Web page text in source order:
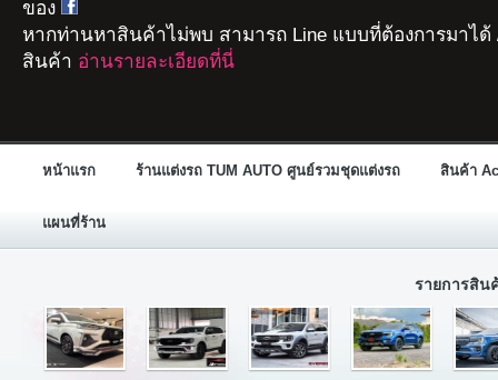
ของ
หากท่านหาสินค้าไม่พบ สามารถ Line แบบที่ต้องการมาได้
สินค้า อ่านรายละเอียดที่นี่
หน้าแรก ร้านแต่งรถ TUM AUTO ศูนย์รวมชุดแต่งรถ สินค้า
แผนที่ร้าน
รายการสิน